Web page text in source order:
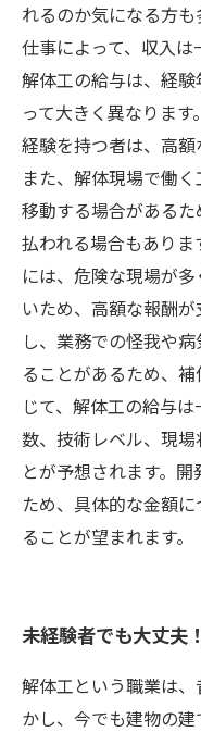
れるのか気になる方
仕事によって、収入は
解体工の給与は、経
って大きく異なりま
経験を持つ者は、高額
また、解体現場で働
移動する場合がある
払われる場合もあり
には、危険な現場が
いため、高額な報酬
し、業務での怪我や
ることがあるため、
じて、解体工の給与
数、技術レベル、現
とが予想されます。
ため、具体的な金額
ることが望まれます。
未経験者でも大丈夫
解体工という職業は
かし、今でも建物の建